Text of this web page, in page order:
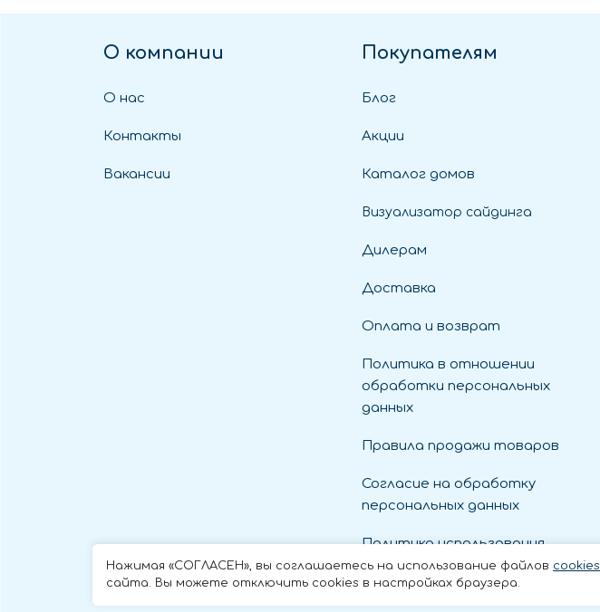
Нажимая «СОГЛАСЕН», вы соглашаетесь на использование файлов cookies
сайта. Вы можете отключить cookies в настройках браузера.
О компании
О нас
Контакты
Вакансии
Покупателям
Блог
Акции
Каталог домов
Визуализатор сайдинга
Дилерам
Доставка
Оплата и возврат
Политика в отношении
обработки персональных
данных
Правила продажи товаров
Согласие на обработку
персональных данных
Политика использования
cookies